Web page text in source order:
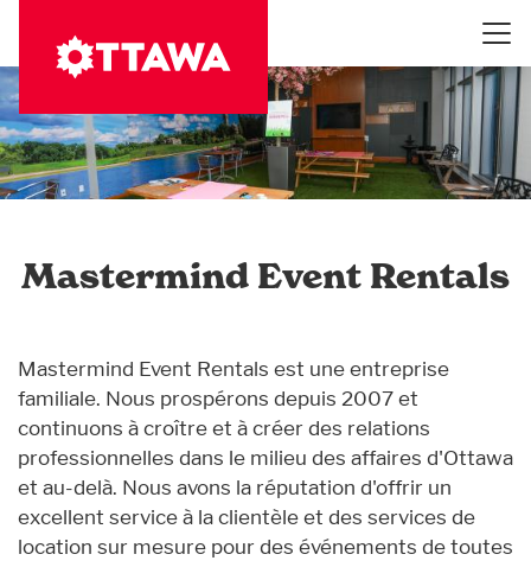
contenu
principal
Mastermind Event Rentals
Mastermind Event Rentals est une entreprise
familiale. Nous prospérons depuis 2007 et
continuons à croître et à créer des relations
professionnelles dans le milieu des affaires d'Ottawa
et au-delà. Nous avons la réputation d'offrir un
excellent service à la clientèle et des services de
location sur mesure pour des événements de toutes